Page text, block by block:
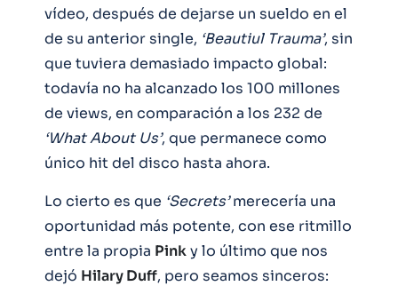
vídeo, después de dejarse un sueldo en el
de su anterior single, ‘Beautiul Trauma’, sin
que tuviera demasiado impacto global:
todavía no ha alcanzado los 100 millones
de views, en comparación a los 232 de
‘What About Us’, que permanece como
único hit del disco hasta ahora.
Lo cierto es que ‘Secrets’merecería una
oportunidad más potente, con ese ritmillo
entre la propia Pinky lo último que nos
dejó Hilary Duff, pero seamos sinceros: